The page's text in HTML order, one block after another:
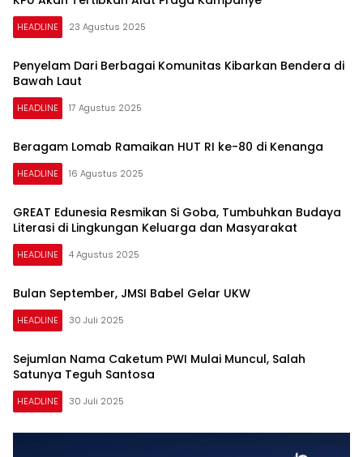
HEADLINE 23 Agustus 2025
Penyelam Dari Berbagai Komunitas Kibarkan Bendera di
Bawah Laut
HEADLINE 17 Agustus 2025
Beragam Lomab Ramaikan HUT RI ke-80 di Kenanga
HEADLINE 16 Agustus 2025
GREAT Edunesia Resmikan Si Goba, Tumbuhkan Budaya
Literasi di Lingkungan Keluarga dan Masyarakat
HEADLINE 4 Agustus 2025
Bulan September, JMSI Babel Gelar UKW
HEADLINE 30 Juli 2025
Sejumlan Nama Caketum PWI Mulai Muncul, Salah
Satunya Teguh Santosa
HEADLINE 30 Juli 2025